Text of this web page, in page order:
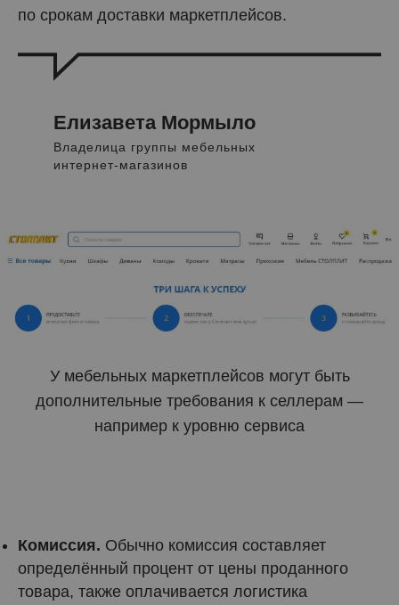
по срокам доставки маркетплейсов.
Елизавета Мормыло
Владелица группы мебельных
интернет-магазинов
У мебельных маркетплейсов могут быть
дополнительные требования к селлерам —
например к уровню сервиса
Комиссия. Обычно комиссия составляет
определённый процент от цены проданного
товара, также оплачивается логистика